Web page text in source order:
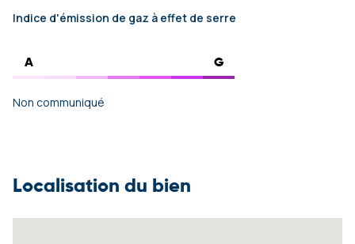
Indice d'émission de gaz à effet de serre
A G
Non communiqué
Localisation du bien